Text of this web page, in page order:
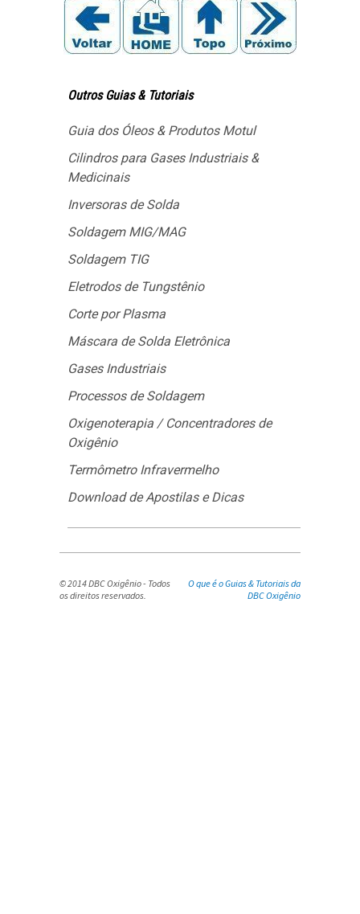
Outros Guias & Tutoriais
Guia dos Óleos & Produtos Motul
Cilindros para Gases Industriais &
Medicinais
Inversoras de Solda
Soldagem MIG/MAG
Soldagem TIG
Eletrodos de Tungstênio
Corte por Plasma
Máscara de Solda Eletrônica
Gases Industriais
Processos de Soldagem
Oxigenoterapia / Concentradores de
Oxigênio
Termômetro Infravermelho
Download de Apostilas e Dicas
© 2014 DBC Oxigênio - Todos
os direitos reservados.
O que é o Guias & Tutoriais da
DBC Oxigênio